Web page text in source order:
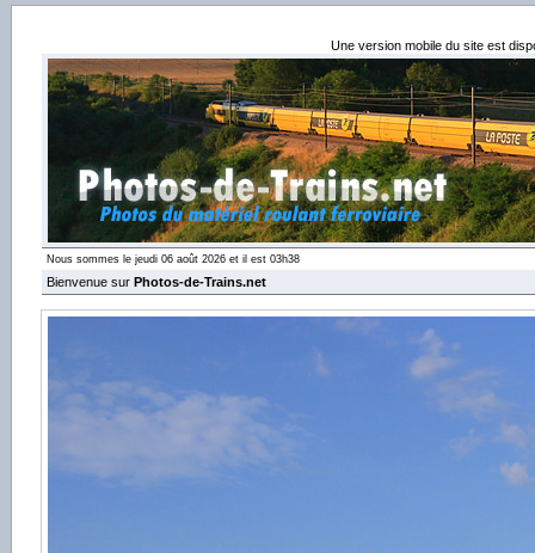
Une version mobile du site est
Nous sommes le jeudi 06 août 2026 et il est 03h38
Bienvenue sur Photos-de-Trains.net